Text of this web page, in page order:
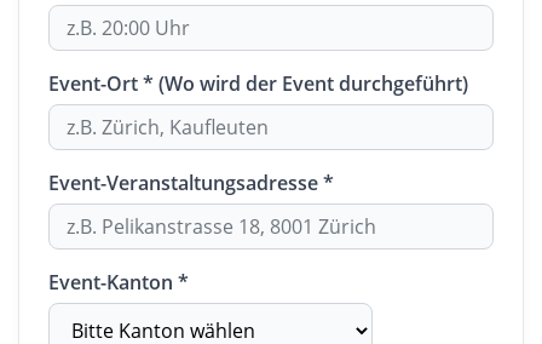
Event-Ort * (Wo wird der Event durchgeführt)
Event-Veranstaltungsadresse *
Event-Kanton *